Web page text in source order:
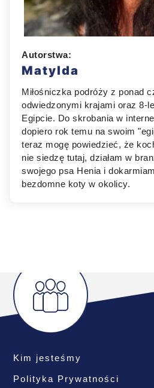
Autorstwa:
Matylda
Miłośniczka podróży z ponad
odwiedzonymi krajami oraz 8-
Egipcie. Do skrobania w
dopiero rok temu na swoim
teraz mogę powiedzieć, że
nie siedzę tutaj, działam w
swojego psa Henia i
bezdomne koty w okolicy.
Kim jesteśmy
Polityka Prywatności